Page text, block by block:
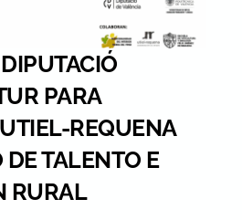
PARA
REQUENA
TALENTO E
RURAL